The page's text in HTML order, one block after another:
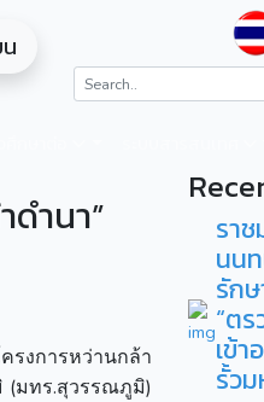
ำนา”
รงการหว่านกล้า
(มทร.สุวรรณภูมิ)
รา
นน
รัก
“ต
เข้
รั้ว